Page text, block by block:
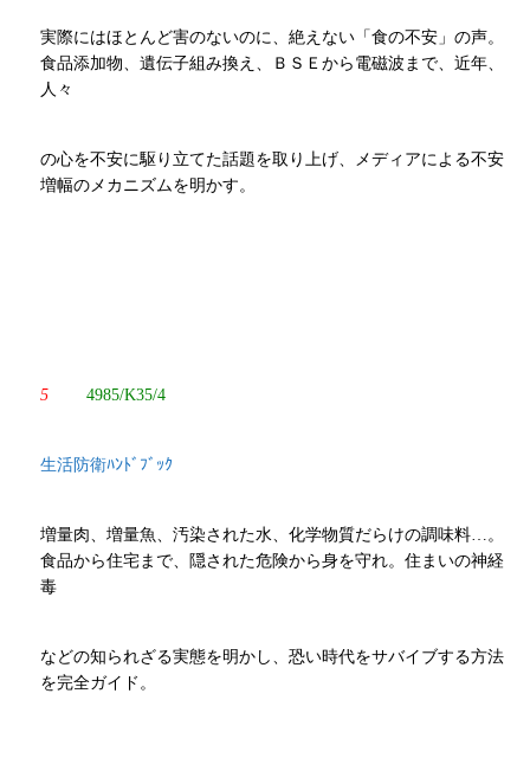
実際にはほとんど害のないのに、絶えない「食の不安」の声。
食品添加物、遺伝子組み換え、ＢＳＥから電磁波まで、近年、
人々
の心を不安に駆り立てた話題を取り上げ、メディアによる不安
増幅のメカニズムを明かす。
5 4985/K35/4
生活防衛ﾊﾝﾄﾞﾌﾞｯｸ
増量肉、増量魚、汚染された水、化学物質だらけの調味料…。
食品から住宅まで、隠された危険から身を守れ。住まいの神経
毒
などの知られざる実態を明かし、恐い時代をサバイブする方法
を完全ガイド。